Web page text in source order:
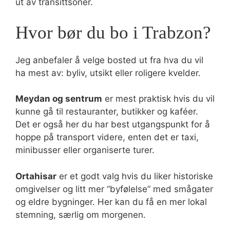
ut av transittsoner.
Hvor bør du bo i Trabzon?
Jeg anbefaler å velge bosted ut fra hva du vil
ha mest av: byliv, utsikt eller roligere kvelder.
Meydan og sentrum er mest praktisk hvis du vil
kunne gå til restauranter, butikker og kaféer.
Det er også her du har best utgangspunkt for å
hoppe på transport videre, enten det er taxi,
minibusser eller organiserte turer.
Ortahisar er et godt valg hvis du liker historiske
omgivelser og litt mer “byfølelse” med smågater
og eldre bygninger. Her kan du få en mer lokal
stemning, særlig om morgenen.